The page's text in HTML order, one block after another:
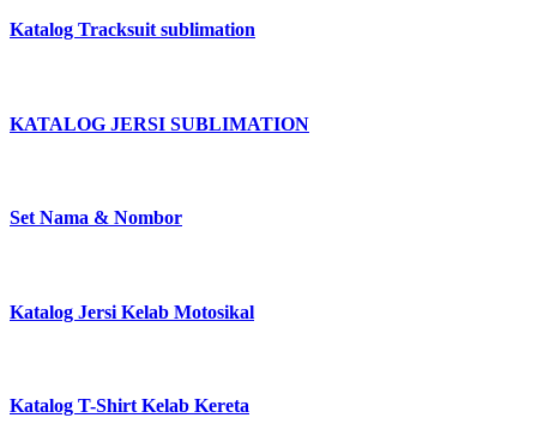
Katalog Tracksuit sublimation
KATALOG JERSI SUBLIMATION
Set Nama & Nombor
Katalog Jersi Kelab Motosikal
Katalog T-Shirt Kelab Kereta